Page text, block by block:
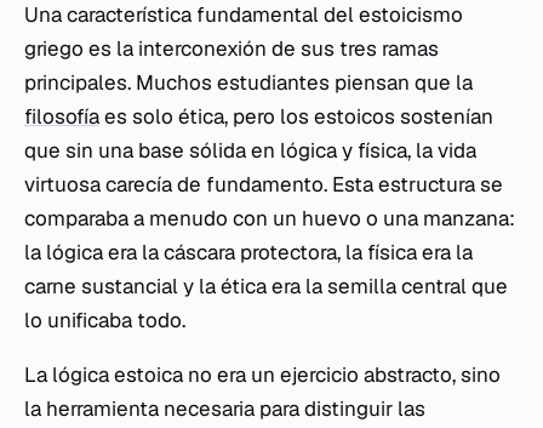
Una característica fundamental del estoicismo
griego es la interconexión de sus tres ramas
principales. Muchos estudiantes piensan que la
filosofíaes solo ética, pero los estoicos sostenían
que sin una base sólida en lógica y física, la vida
virtuosa carecía de fundamento. Esta estructura se
comparaba a menudo con un huevo o una manzana:
la lógica era la cáscara protectora, la física era la
carne sustancial y la ética era la semilla central que
lo unificaba todo.
La lógica estoica no era un ejercicio abstracto, sino
la herramienta necesaria para distinguir las